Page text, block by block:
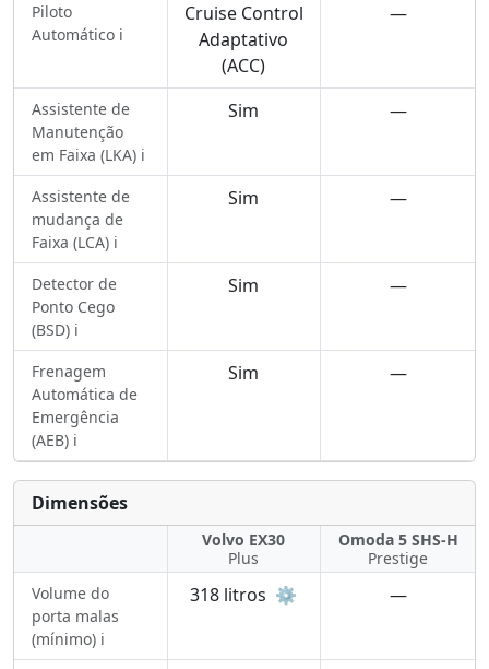
Piloto
Automático ℹ️
Cruise Control
Adaptativo
(ACC)
—
Assistente de
Manutenção
em Faixa (LKA) ℹ️
Sim —
Assistente de
mudança de
Faixa (LCA) ℹ️
Sim —
Detector de
Ponto Cego
(BSD) ℹ️
Sim —
Frenagem
Automática de
Emergência
(AEB) ℹ️
Sim —
Dimensões
Volvo EX30
Plus
Omoda 5 SHS-H
Prestige
Volume do
porta malas
(mínimo) ℹ️
318 litros ⚙️ —